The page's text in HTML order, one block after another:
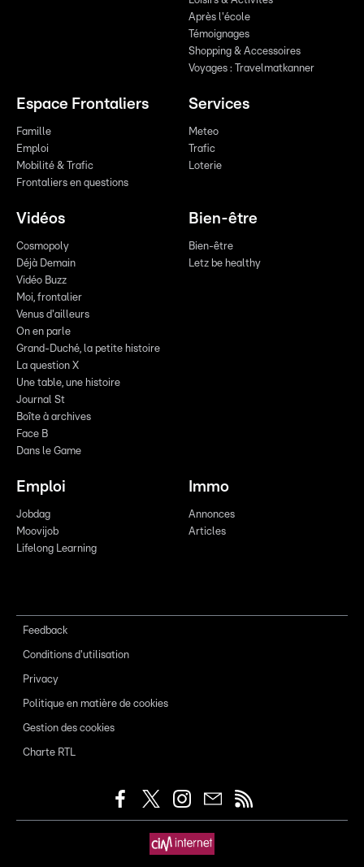
Après l'école
Témoignages
Shopping & Accessoires
Voyages : Travelmatkanner
Espace Frontaliers
Famille
Emploi
Mobilité & Trafic
Frontaliers en questions
Services
Meteo
Trafic
Loterie
Vidéos
Cosmopoly
Déjà Demain
Vidéo Buzz
Moi, frontalier
Venus d'ailleurs
On en parle
Grand-Duché, la petite histoire
La question X
Une table, une histoire
Journal St
Boîte à archives
Face B
Dans le Game
Bien-être
Bien-être
Letz be healthy
Emploi
Jobdag
Moovijob
Lifelong Learning
Immo
Annonces
Articles
Feedback
Conditions d'utilisation
Privacy
Politique en matière de cookies
Gestion des cookies
Charte RTL